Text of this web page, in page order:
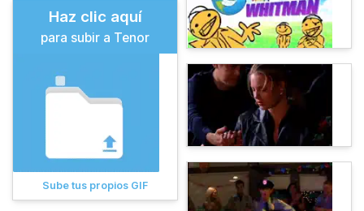
Haz clic aquí
para subir a Tenor
Sube tus propios GIF